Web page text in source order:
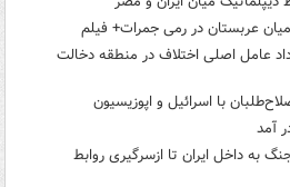
عربستان در رمی جمرات+ فیلم
عامل اصلی اختلاف در منطقه دخالت
با اسرائیل و اپوزیسیون
آمد
به داخل ایران تا ازسرگیری روابط